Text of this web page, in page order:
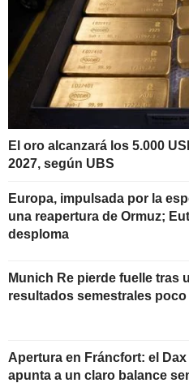
El oro alcanzará los 5.000
2027, según UBS
Europa, impulsada por la
una reapertura de Ormuz;
desploma
Munich Re pierde fuelle tras
resultados semestrales
Apertura en Fráncfort: el
apunta a un claro balance